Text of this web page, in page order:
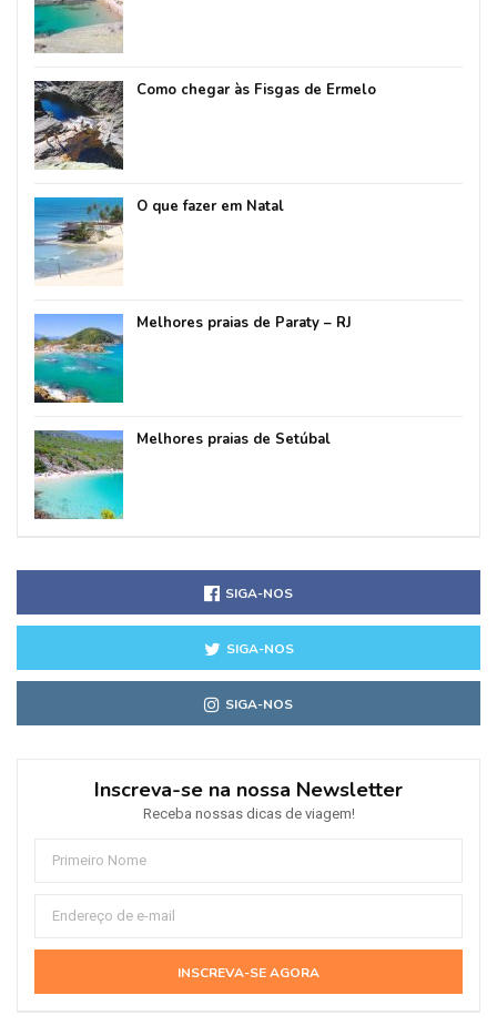
Como chegar às Fisgas de Ermelo
O que fazer em Natal
Melhores praias de Paraty – RJ
Melhores praias de Setúbal
SIGA-NOS
SIGA-NOS
SIGA-NOS
Inscreva-se na nossa Newsletter
Receba nossas dicas de viagem!